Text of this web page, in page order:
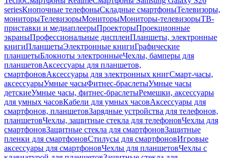
seriesКнопочные телефоныСкладные смартфоныТелевизоры,
мониторыТелевизорыМониторыМониторы-телевизорыТВ-
приставки и медиаплеерыПроекторыПроекционные
экраныПрофессиональные дисплеиПланшеты, электронные
книгиПланшетыЭлектронные книгиГрафические
планшетыБлокноты электронныеЧехлы, бамперы для
планшетовАксессуары для планшетов,
смартфоновАксессуары для электронных книгСмарт-часы,
аксессуарыУмные часыФитнес-браслетыУмные часы
детскиеУмные часы, фитнес-браслетыРемешки, аксессуары
для умных часовКабели для умных часовАксессуары для
смартфонов, планшетовЗарядные устройства для телефонов,
планшетовЧехлы, защитные стекла для телефоновЧехлы для
смартфоновЗащитные стекла для смартфоновЗащитные
пленки для смартфоновСтилусы для смартфоновИгровые
аксессуары для смартфоновЧехлы для планшетовЧехлы с